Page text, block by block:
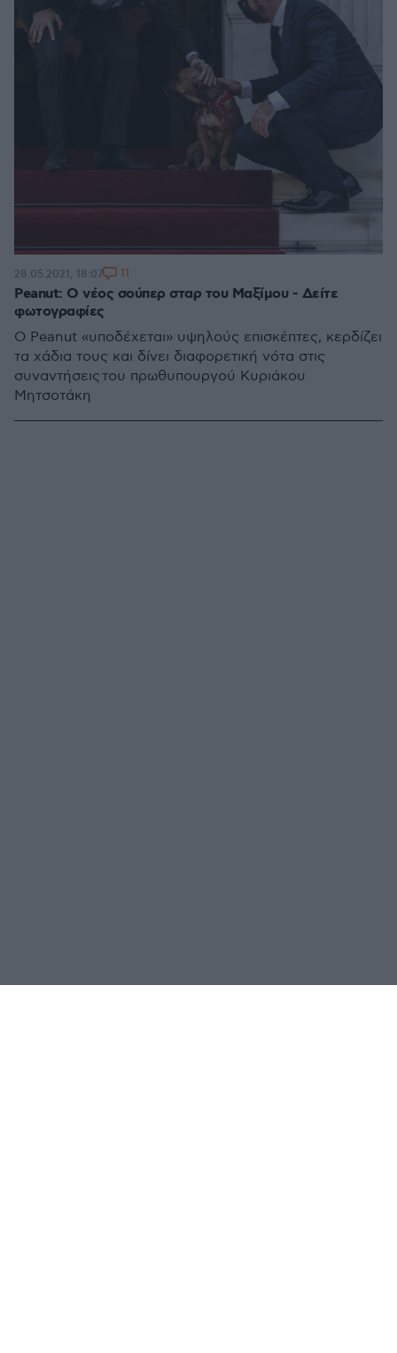
Peanut: Ο νέος σούπερ σταρ του Μαξίμου - Δείτε
φωτογραφίες
Ο Peanut «υποδέχεται» υψηλούς επισκέπτες, κερδίζει
τα χάδια τους και δίνει διαφορετική νότα στις
συναντήσεις του πρωθυπουργού Κυριάκου
Μητσοτάκη
28.05.2021, 18:07 11